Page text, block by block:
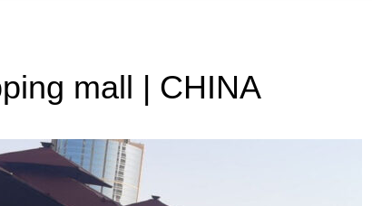
mall | CHINA